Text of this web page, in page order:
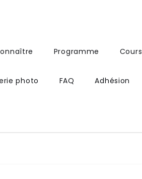
Programme Cours
photo FAQ Adhésion